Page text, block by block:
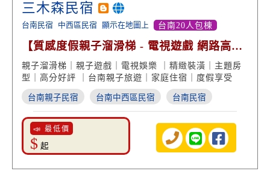
三木森民宿
台南民宿 中西區民宿 顯示在地圖上 台南20人包棟
【質感度假親子溜滑梯 - 電視遊戲 網路高分
好評】
親子溜滑梯｜親子遊戲｜電視娛樂 ｜精緻裝潢｜主題房
型｜高分好評 ｜台南親子旅遊｜家庭住宿｜度假享受
台南親子民宿 台南中西區民宿 台南民宿
📣 最低價
$ 起